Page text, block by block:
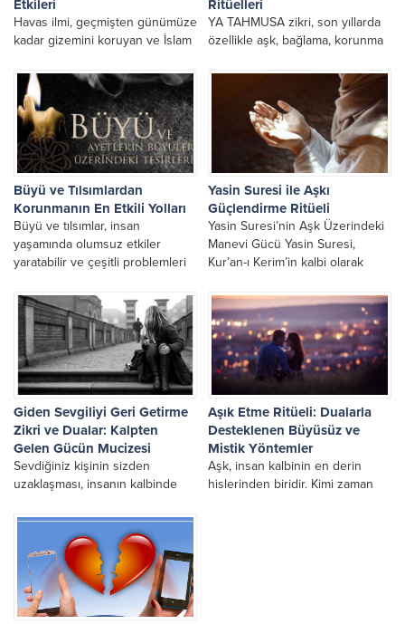
Etkileri
Havas ilmi, geçmişten günümüze
kadar gizemini koruyan ve İslam
olan ruhani bir ilimdir. Arapça
kökenli...
Ritüelleri
YA TAHMUSA zikri, son yıllarda
özellikle aşk, bağlama, korunma
sıkça kullanılan güçlü esmalar
arasında yer almaktadır....
Büyü ve Tılsımlardan
Korunmanın En Etkili Yolları
Büyü ve tılsımlar, insan
yaşamında olumsuz etkiler
yaratabilir ve çeşitli problemleri
denge kaybı, özel ilişkilerde
aksaklıklar ve...
Yasin Suresi ile Aşkı
Güçlendirme Ritüeli
Yasin Suresi’nin Aşk Üzerindeki
Manevi Gücü Yasin Suresi,
Kur’an-ı Kerim’in kalbi olarak
birçok kapının açılmasına...
Giden Sevgiliyi Geri Getirme
Zikri ve Dualar: Kalpten
Gelen Gücün Mucizesi
Sevdiğiniz kişinin sizden
uzaklaşması, insanın kalbinde
yalnızca fiziksel bir bağ değil;
aynı zamanda ruhsal bir
frekanstır....
Aşık Etme Ritüeli: Dualarla
Desteklenen Büyüsüz ve
Mistik Yöntemler
Aşk, insan kalbinin en derin
hislerinden biridir. Kimi zaman